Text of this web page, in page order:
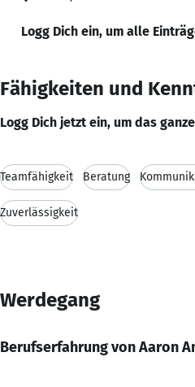
Logg Dich ein, um alle
Fähigkeiten und
Logg Dich jetzt ein, um das
Teamfähigkeit Beratung
Zuverlässigkeit
Werdegang
Berufserfahrung von Aaron